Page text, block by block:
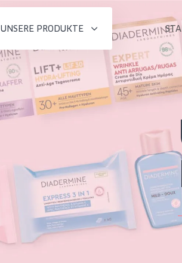
UNSERE PRODUKTE
PRODUKTTYP
Tagescreme
Serum
Reinigung
Lift+
Expert
HAUTTYP ALTER